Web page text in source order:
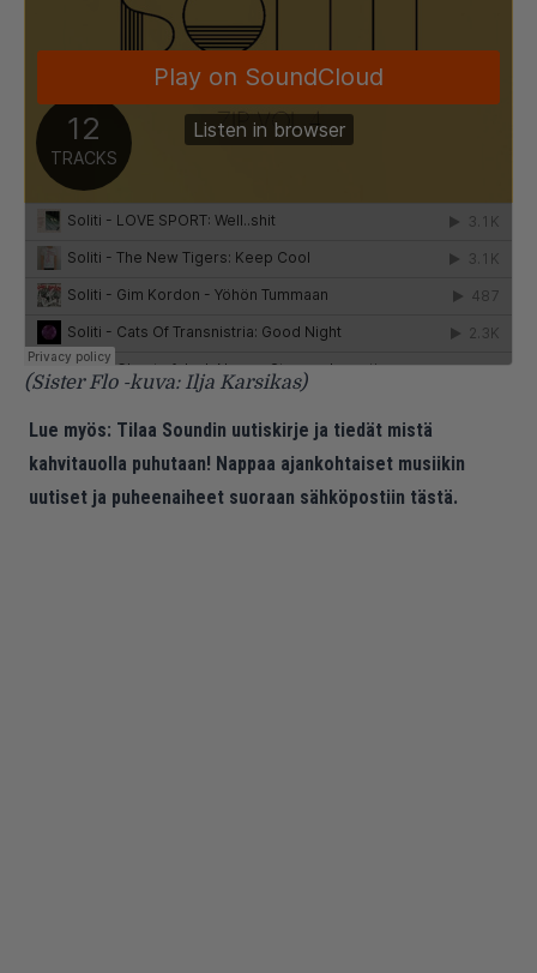
(Sister Flo -kuva: Ilja Karsikas)
Lue myös: Tilaa Soundin uutiskirje ja tiedät mistä
kahvitauolla puhutaan! Nappaa ajankohtaiset musiikin
uutiset ja puheenaiheet suoraan sähköpostiin tästä.